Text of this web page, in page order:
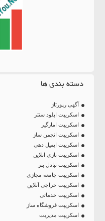
دسته بندی ها
آگهی رپورتاژ
اسکریپت اپلود سنتر
اسکریپت امارگیر
اسکریپت انجمن ساز
اسکریپت ایمیل دهی
اسکریپت بازی انلاین
اسکریپت تبادل بنر
اسکریپت جامعه مجازی
اسکریپت حراجی آنلاین
اسکریپت خدماتی
اسکریپت فروشگاه ساز
اسکریپت مدیریت